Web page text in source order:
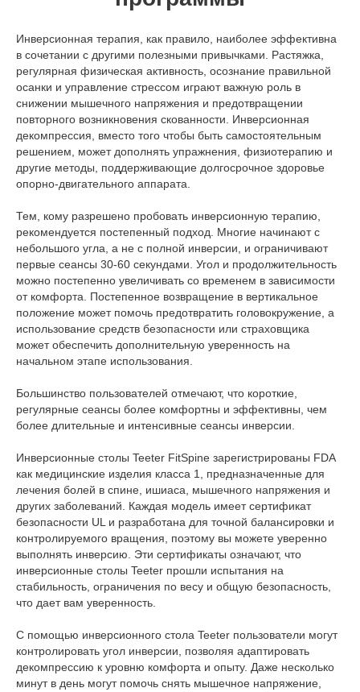
Инверсионная терапия, как правило, наиболее эффективна
в сочетании с другими полезными привычками. Растяжка,
регулярная физическая активность, осознание правильной
осанки и управление стрессом играют важную роль в
снижении мышечного напряжения и предотвращении
повторного возникновения скованности. Инверсионная
декомпрессия, вместо того чтобы быть самостоятельным
решением, может дополнять упражнения, физиотерапию и
другие методы, поддерживающие долгосрочное здоровье
опорно-двигательного аппарата.
Тем, кому разрешено пробовать инверсионную терапию,
рекомендуется постепенный подход. Многие начинают с
небольшого угла, а не с полной инверсии, и ограничивают
первые сеансы 30-60 секундами. Угол и продолжительность
можно постепенно увеличивать со временем в зависимости
от комфорта. Постепенное возвращение в вертикальное
положение может помочь предотвратить головокружение, а
использование средств безопасности или страховщика
может обеспечить дополнительную уверенность на
начальном этапе использования.
Большинство пользователей отмечают, что короткие,
регулярные сеансы более комфортны и эффективны, чем
более длительные и интенсивные сеансы инверсии.
Инверсионные столы Teeter FitSpine зарегистрированы FDA
как медицинские изделия класса 1, предназначенные для
лечения болей в спине, ишиаса, мышечного напряжения и
других заболеваний. Каждая модель имеет сертификат
безопасности UL и разработана для точной балансировки и
контролируемого вращения, поэтому вы можете уверенно
выполнять инверсию. Эти сертификаты означают, что
инверсионные столы Teeter прошли испытания на
стабильность, ограничения по весу и общую безопасность,
что дает вам уверенность.
С помощью инверсионного стола Teeter пользователи могут
контролировать угол инверсии, позволяя адаптировать
декомпрессию к уровню комфорта и опыту. Даже несколько
минут в день могут помочь снять мышечное напряжение,